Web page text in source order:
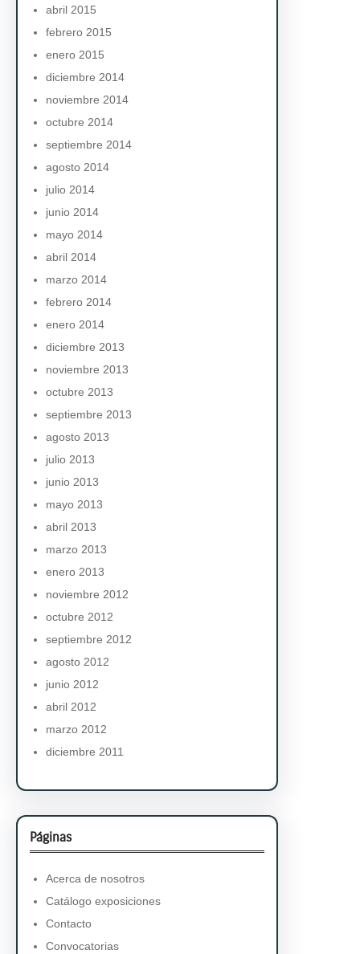
abril 2015
febrero 2015
enero 2015
diciembre 2014
noviembre 2014
octubre 2014
septiembre 2014
agosto 2014
julio 2014
junio 2014
mayo 2014
abril 2014
marzo 2014
febrero 2014
enero 2014
diciembre 2013
noviembre 2013
octubre 2013
septiembre 2013
agosto 2013
julio 2013
junio 2013
mayo 2013
abril 2013
marzo 2013
enero 2013
noviembre 2012
octubre 2012
septiembre 2012
agosto 2012
junio 2012
abril 2012
marzo 2012
diciembre 2011
Páginas
Acerca de nosotros
Catálogo exposiciones
Contacto
Convocatorias